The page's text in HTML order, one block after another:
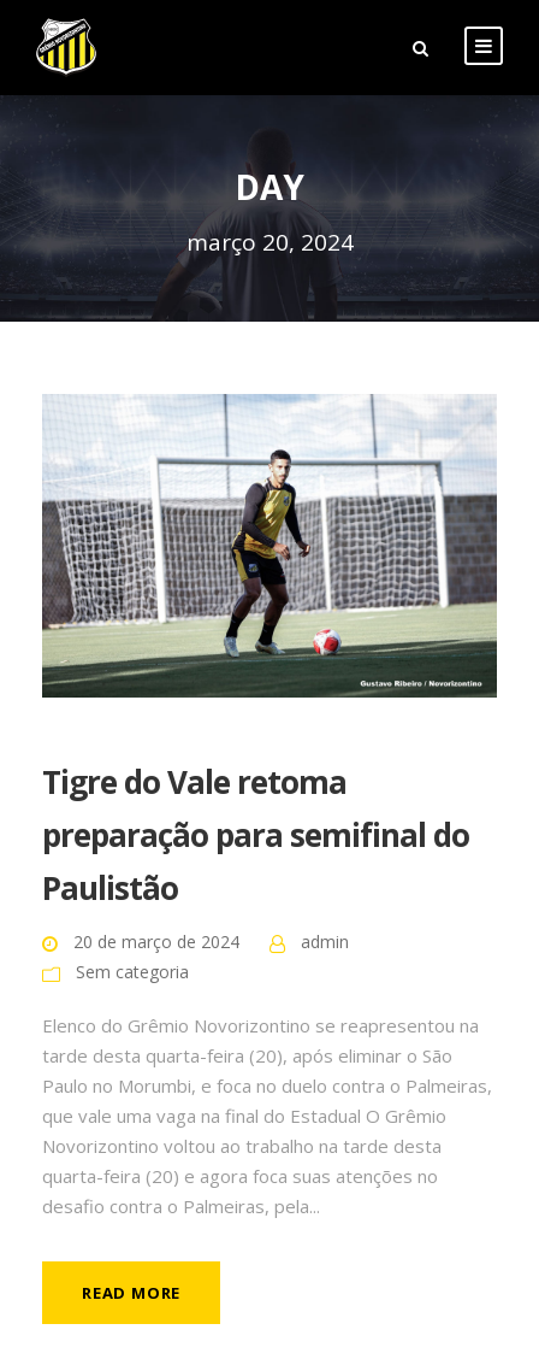
DAY
março 20, 2024
Tigre do Vale retoma
preparação para semifinal do
Paulistão
20 de março de 2024
admin
Sem categoria
Elenco do Grêmio Novorizontino se reapresentou na
tarde desta quarta-feira (20), após eliminar o São
Paulo no Morumbi, e foca no duelo contra o Palmeiras,
que vale uma vaga na final do Estadual O Grêmio
Novorizontino voltou ao trabalho na tarde desta
quarta-feira (20) e agora foca suas atenções no
desafio contra o Palmeiras, pela...
READ MORE